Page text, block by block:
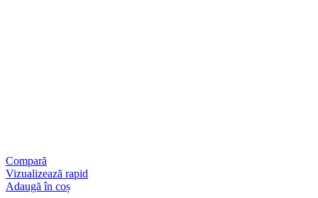
Compară
Vizualizează rapid
Adaugă în coș